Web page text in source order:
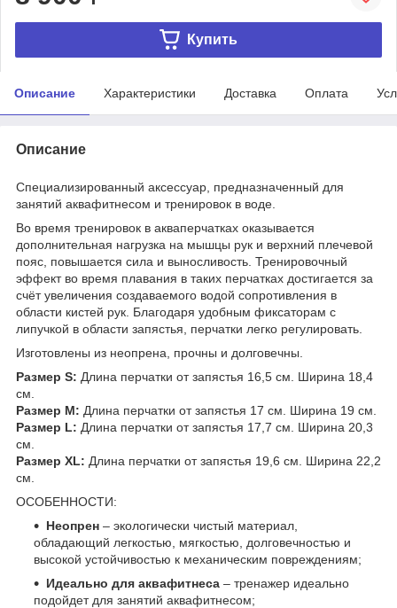
Купить
Описание Характеристики Доставка Оплата
Описание
Специализированный аксессуар, предназначенный для
занятий аквафитнесом и тренировок в воде.
Во время тренировок в акваперчатках оказывается
дополнительная нагрузка на мышцы рук и верхний плечевой
пояс, повышается сила и выносливость. Тренировочный
эффект во время плавания в таких перчатках достигается за
счёт увеличения создаваемого водой сопротивления в
области кистей рук. Благодаря удобным фиксаторам с
липучкой в области запястья, перчатки легко регулировать.
Изготовлены из неопрена, прочны и долговечны.
Размер S: Длина перчатки от запястья 16,5 см. Ширина 18,4
см.
Размер М: Длина перчатки от запястья 17 см. Ширина 19 см.
Размер L: Длина перчатки от запястья 17,7 см. Ширина 20,3
см.
Размер XL: Длина перчатки от запястья 19,6 см. Ширина 22,2
см.
ОСОБЕННОСТИ:
Неопрен – экологически чистый материал,
обладающий легкостью, мягкостью, долговечностью и
высокой устойчивостью к механическим повреждениям;
Идеально для аквафитнеса – тренажер идеально
подойдет для занятий аквафитнесом;